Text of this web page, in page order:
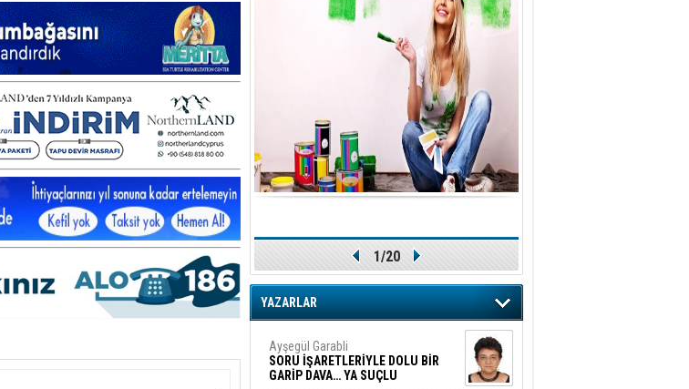
1/20
YAZARLAR
Ayşegül Garabli
SORU İŞARETLERİYLE DOLU BİR
GARİP DAVA… YA SUÇLU